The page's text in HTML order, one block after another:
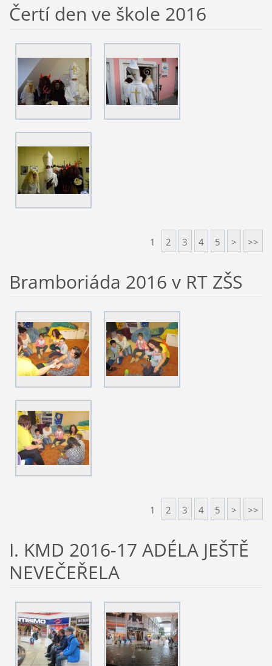
Čertí den ve škole 2016
1 2 3 4 5 > >>
Bramboriáda 2016 v RT ZŠS
1 2 3 4 5 > >>
I. KMD 2016-17 ADÉLA JEŠTĚ
NEVEČEŘELA